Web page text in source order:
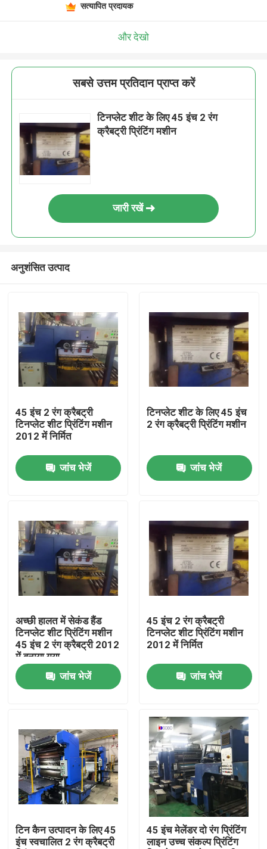
उत्पादों
वीडियो
हमारे बारे में
कारखाना भ्रमण
गुणवत्ता नियंत्रण
एक उद्धरण का अनुरोध करें
स्वचालित टिन कैन बनाने की मशीन
बेवरेज कैन मेकिंग मशीन
एरोसोल कैन मेकिंग मशीन
सत्यापित प्रदायक
और देखो
सबसे उत्तम प्रतिदान प्राप्त करें
टिनप्लेट शीट के लिए 45 इंच 2 रंग
क्रैबट्री प्रिंटिंग मशीन
जारी रखें
अनुशंसित उत्पाद
45 इंच 2 रंग क्रैबट्री
टिनप्लेट शीट प्रिंटिंग मशीन
2012 में निर्मित
जांच भेजें
टिनप्लेट शीट के लिए 45 इंच
2 रंग क्रैबट्री प्रिंटिंग मशीन
जांच भेजें
अच्छी हालत में सेकंड हैंड
टिनप्लेट शीट प्रिंटिंग मशीन
45 इंच 2 रंग क्रैबट्री 2012
में बनाया गया
जांच भेजें
45 इंच 2 रंग क्रैबट्री
टिनप्लेट शीट प्रिंटिंग मशीन
2012 में निर्मित
जांच भेजें
टिन कैन उत्पादन के लिए 45
इंच स्वचालित 2 रंग क्रैबट्री
45 इंच मेलेंडर दो रंग प्रिंटिंग
लाइन उच्च संकल्प प्रिंटिंग